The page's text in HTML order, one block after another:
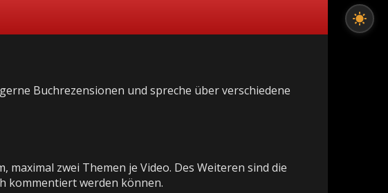
Buchrezensionen und spreche über verschiedene
maximal zwei Themen je Video. Des Weiteren sind die
kommentiert werden können.